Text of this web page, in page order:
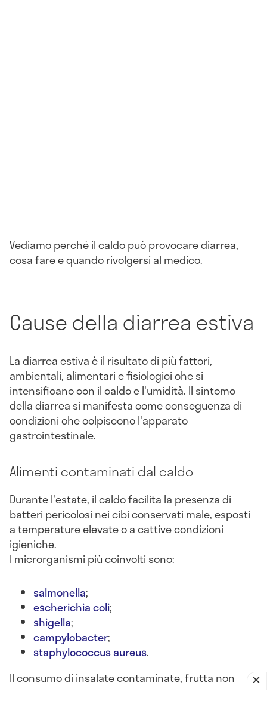
Vediamo perché il caldo può provocare diarrea,
cosa fare e quando rivolgersi al medico.
Cause della diarrea estiva
La diarrea estiva è il risultato di più fattori,
ambientali, alimentari e fisiologici che si
intensificano con il caldo e l'umidità. Il sintomo
della diarrea si manifesta come conseguenza di
condizioni che colpiscono l'apparato
gastrointestinale.
Alimenti contaminati dal caldo
Durante l'estate, il caldo facilita la presenza di
batteri pericolosi nei cibi conservati male, esposti
a temperature elevate o a cattive condizioni
igieniche.
I microrganismi più coinvolti sono:
salmonella;
escherichia coli;
shigella;
campylobacter;
staphylococcus aureus.
Il consumo di insalate contaminate, frutta non